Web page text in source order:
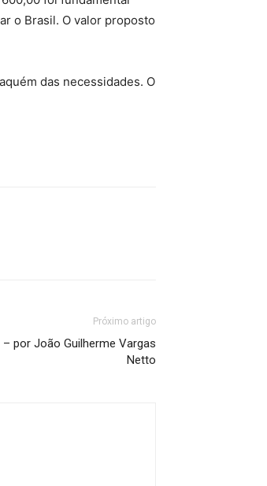
o Brasil. O valor proposto
das necessidades. O
Próximo artigo
por João Guilherme Vargas
Netto